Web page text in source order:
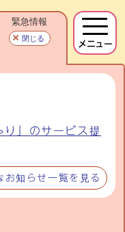
緊急情報
閉じる
り」のサービス提
お知らせ一覧を見る
メニュー